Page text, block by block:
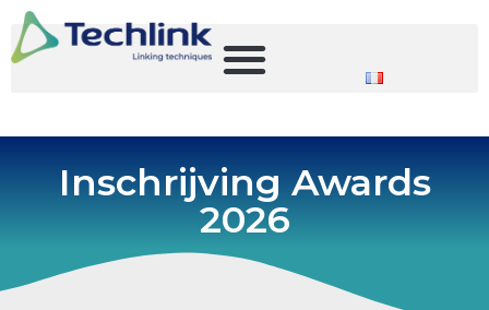
Inschrijving Awards
2026